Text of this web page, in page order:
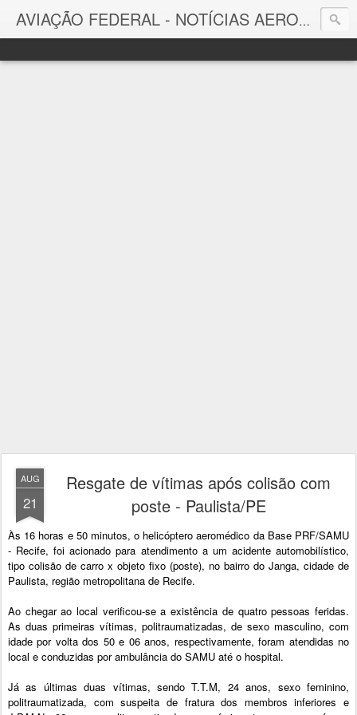
AVIAÇÃO FEDERAL - NOTÍCIAS AERONÁUTICAS & TECNOLOGIAS
Aviação Federal
AUG
21
Resgate de vítimas após colisão com
poste - Paulista/PE
Às 16 horas e 50 minutos, o helicóptero aeromédico da Base PRF/SAMU
- Recife, foi acionado para atendimento a um acidente automobilístico,
tipo colisão de carro x objeto fixo (poste), no bairro do Janga, cidade de
Paulista, região metropolitana de Recife.
Ao chegar ao local verificou-se a existência de quatro pessoas feridas.
As duas primeiras vítimas, politraumatizadas, de sexo masculino, com
idade por volta dos 50 e 06 anos, respectivamente, foram atendidas no
local e conduzidas por ambulância do SAMU até o hospital.
Já as últimas duas vítimas, sendo T.T.M, 24 anos, sexo feminino,
politraumatizada, com suspeita de fratura dos membros inferiores e